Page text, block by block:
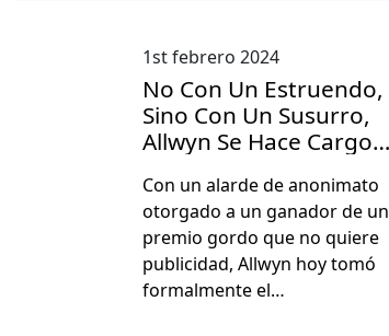
1st febrero 2024
No Con Un Estruendo,
Sino Con Un Susurro,
Allwyn Se Hace Cargo
Unido Esperando Que
Todos Sean Ganadores
Con un alarde de anon­i­ma­to
otor­ga­do a un ganador de un
pre­mio gor­do que no quiere
pub­li­ci­dad, All­wyn hoy tomó
for­mal­mente el…